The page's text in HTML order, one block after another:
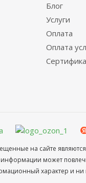
Блог
Услуги
Оплата
Оплата
на сайте
может повлечь
характер и ни